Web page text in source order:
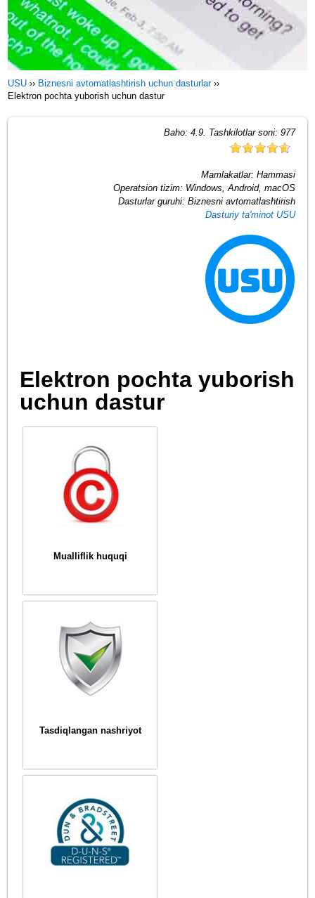
USU ›› Biznesni avtomatlashtirish uchun dasturlar››
Elektron pochta yuborish uchun dastur
Baho: 4.9. Tashkilotlar soni: 977
Mamlakatlar: Hammasi
Operatsion tizim: Windows, Android, macOS
Dasturlar guruhi: Biznesni avtomatlashtirish
Dasturiy ta'minot USU
Elektron pochta yuborish
uchun dastur
Mualliflik huquqi
Tasdiqlangan nashriyot